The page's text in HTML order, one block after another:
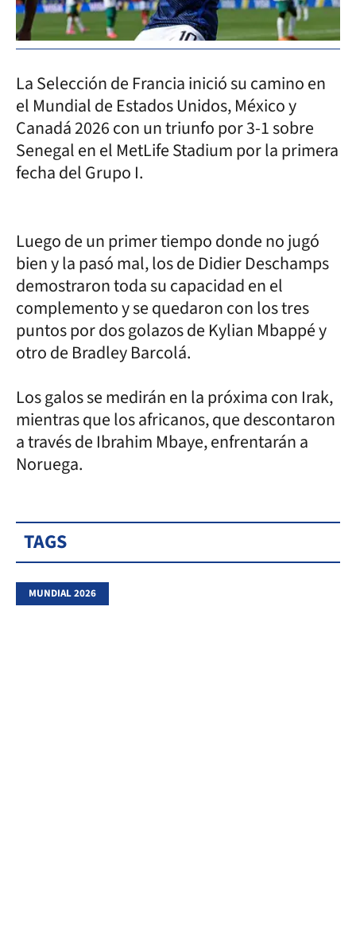
La Selección de Francia inició su camino en
el Mundial de Estados Unidos, México y
Canadá 2026 con un triunfo por 3-1 sobre
Senegal en el MetLife Stadium por la primera
fecha del Grupo I.
Luego de un primer tiempo donde no jugó
bien y la pasó mal, los de Didier Deschamps
demostraron toda su capacidad en el
complemento y se quedaron con los tres
puntos por dos golazos de Kylian Mbappé y
otro de Bradley Barcolá.
Los galos se medirán en la próxima con Irak,
mientras que los africanos, que descontaron
a través de Ibrahim Mbaye, enfrentarán a
Noruega.
TAGS
MUNDIAL 2026